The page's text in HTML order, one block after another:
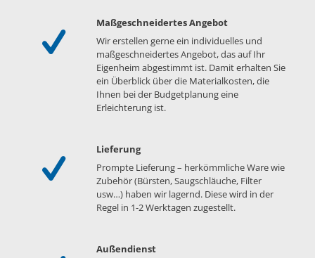
Maßgeschneidertes Angebot
Wir erstellen gerne ein individuelles und
maßgeschneidertes Angebot, das auf Ihr
Eigenheim abgestimmt ist. Damit erhalten Sie
ein Überblick über die Materialkosten, die
Ihnen bei der Budgetplanung eine
Erleichterung ist.
Lieferung
Prompte Lieferung – herkömmliche Ware wie
Zubehör (Bürsten, Saugschläuche, Filter
usw…) haben wir lagernd. Diese wird in der
Regel in 1-2 Werktagen zugestellt.
Außendienst